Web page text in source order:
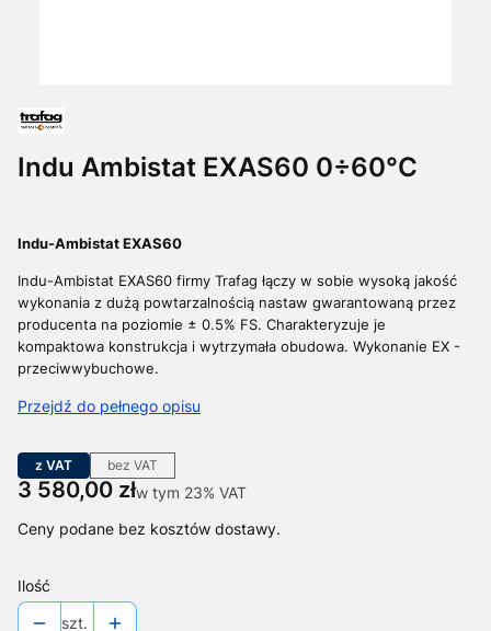
Indu Ambistat EXAS60 0÷60°C
Indu-Ambistat EXAS60
Indu-Ambistat EXAS60 firmy Trafag łączy w sobie wysoką jakość
wykonania z dużą powtarzalnością nastaw gwarantowaną przez
producenta na poziomie ± 0.5% FS. Charakteryzuje je
kompaktowa konstrukcja i wytrzymała obudowa. Wykonanie EX -
przeciwwybuchowe.
Przejdź do pełnego opisu
z VAT bez VAT
Cena
3 580,00 złw tym 23% VAT
w tym 23% VAT
Ceny podane bez kosztów dostawy.
Ilość
szt.